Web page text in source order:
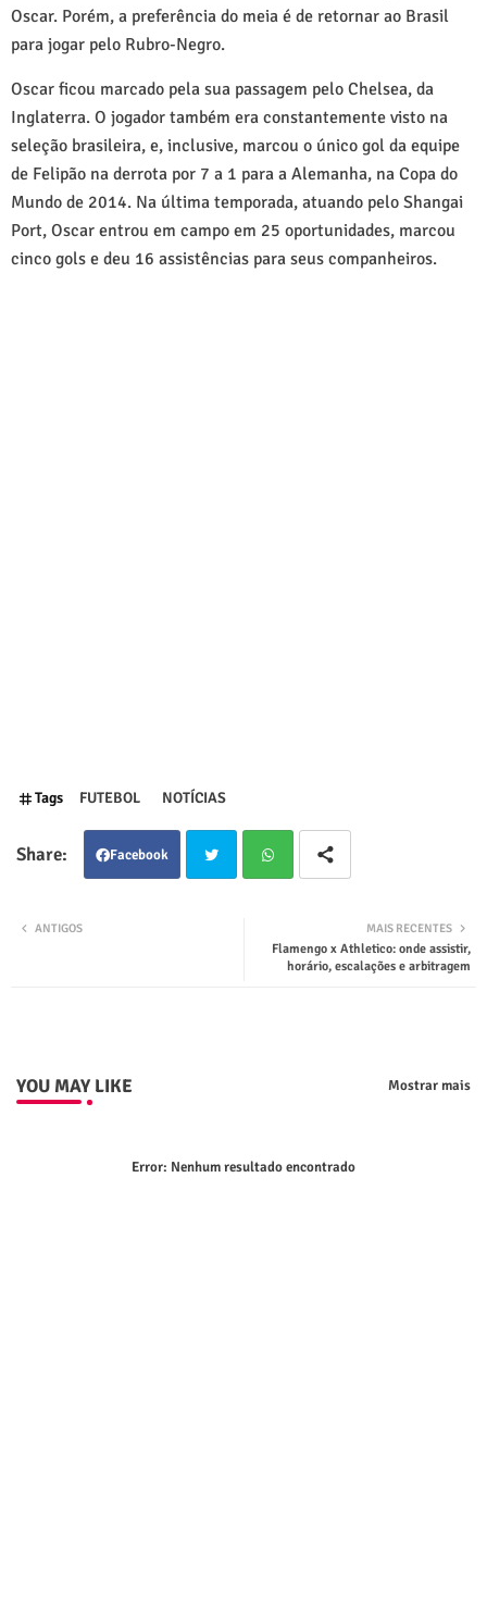
Oscar. Porém, a preferência do meia é de retornar ao Brasil
para jogar pelo Rubro-Negro.
Oscar ficou marcado pela sua passagem pelo Chelsea, da
Inglaterra. O jogador também era constantemente visto na
seleção brasileira, e, inclusive, marcou o único gol da equipe
de Felipão na derrota por 7 a 1 para a Alemanha, na Copa do
Mundo de 2014. Na última temporada, atuando pelo Shangai
Port, Oscar entrou em campo em 25 oportunidades, marcou
cinco gols e deu 16 assistências para seus companheiros.
Tags FUTEBOL NOTÍCIAS
Facebook
tsap
MAIS RECENTES
Flamengo x Athletico: onde assistir,
horário, escalações e arbitragem
ANTIGOS
YOU MAY LIKE Mostrar mais
Error: Nenhum resultado encontrado